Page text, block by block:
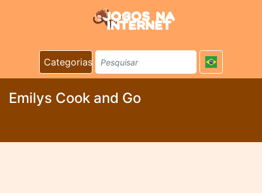
Categorias
Emilys Cook and Go